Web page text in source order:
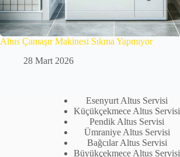
Altus Çamaşır Makinesi Sıkma Yapmıyor
28 Mart 2026
Esenyurt Altus Servisi
Küçükçekmece Altus Servisi
Pendik Altus Servisi
Ümraniye Altus Servisi
Bağcılar Altus Servisi
Büyükçekmece Altus Servisi